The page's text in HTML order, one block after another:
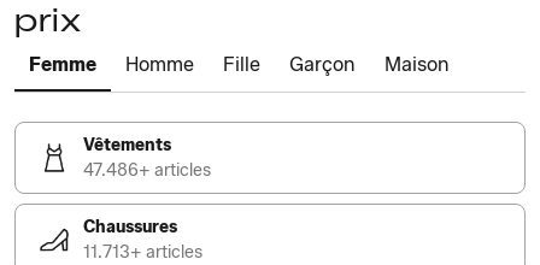
prix
Femme Homme Fille Garçon Maison
Vêtements
47.486+ articles
Chaussures
11.713+ articles